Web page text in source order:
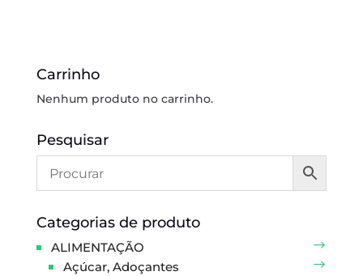
Carrinho
Nenhum produto no carrinho.
Pesquisar
Categorias de produto
ALIMENTAÇÃO
Açúcar, Adoçantes